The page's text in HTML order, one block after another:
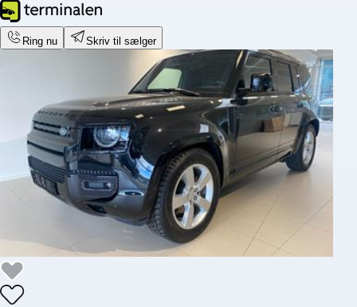
Ring nu Skriv til sælger